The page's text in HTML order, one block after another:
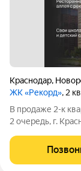
Краснодар,
ЖК «Рекорд», 2
В продаже 2-к
2 очередь, г.
место вашего
Квартал с